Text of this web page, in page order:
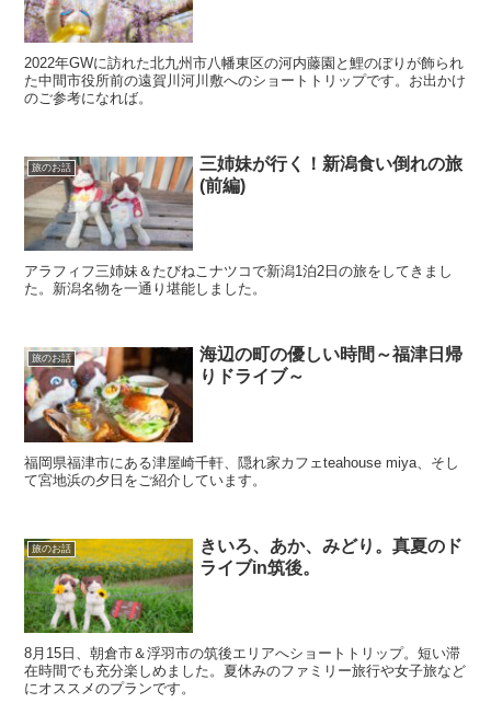
2022年GWに訪れた北九州市八幡東区の河内藤園と鯉のぼりが飾られ
た中間市役所前の遠賀川河川敷へのショートトリップです。お出かけ
のご参考になれば。
旅のお話
三姉妹が行く！新潟食い倒れの旅
(前編)
アラフィフ三姉妹＆たびねこナツコで新潟1泊2日の旅をしてきまし
た。新潟名物を一通り堪能しました。
旅のお話
海辺の町の優しい時間～福津日帰
りドライブ～
福岡県福津市にある津屋崎千軒、隠れ家カフェteahouse miya、そし
て宮地浜の夕日をご紹介しています。
旅のお話
きいろ、あか、みどり。真夏のド
ライブin筑後。
8月15日、朝倉市＆浮羽市の筑後エリアへショートトリップ。短い滞
在時間でも充分楽しめました。夏休みのファミリー旅行や女子旅など
にオススメのプランです。